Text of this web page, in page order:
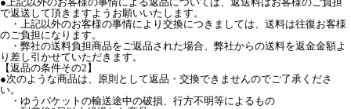
で返送して頂きますようお願いいたします。
・上記以外のお客様の事情により交換につきましては、送料は往復お客様
のご負担になります。
・弊社の送料負担商品をご返品された場合、弊社からの送料を返金金額よ
り差し引かせていただきます。
【返品の条件その2】
●次のような商品は、原則として返品・交換できませんのでご了承くださ
い。
・ゆうパケットの輸送途中の破損、行方不明等によるもの